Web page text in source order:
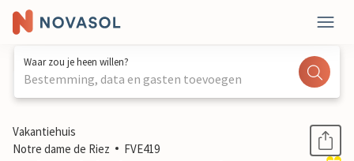
Waar zou je heen willen?
Bestemming, data en gasten toevoegen
1 / 27
Vakantiehuis
Notre dame de Riez
FVE419